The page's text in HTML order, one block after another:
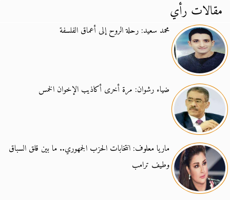
مقالات رأي
محمد سعيد: رحلة الروح إلى أعماق الفلسفة
ضياء رشوان: مرة أخرى أكاذيب الإخوان الخمس
ماريا معلوف: انتخابات الحزب الجمهوري.. ما بين قلق السباق
وطيف ترامب